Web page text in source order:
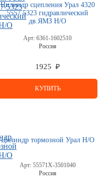
Цилиндр сцепления Урал 4320
5557 5323 гидравлический
дв.ЯМЗ Н/О
Арт: 6361-1602510
Россия
1925 ₽
КУПИТЬ
Цилиндр тормозной Урал Н/О
Арт:55571Х-3501040
Россия